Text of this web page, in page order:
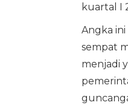
kuartal I
Angka
sempat
menjadi